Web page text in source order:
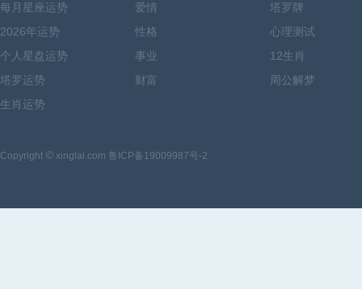
每月星座运势
2026年运势
个人星盘运势
塔罗运势
生肖运势
爱情
性格
事业
财富
塔罗牌
心理测试
12生肖
周公解梦
Copyright © xinglai.com 鲁ICP备19009987号-2